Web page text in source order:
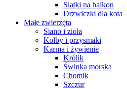
Siatki na balkon
Drzwiczki dla kota
Małe zwierzęta
Siano i zioła
Kolby i przysmaki
Karma i żywienie
Królik
Świnka morska
Chomik
Szczur